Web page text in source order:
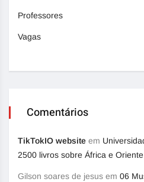
Professores
Vagas
Comentários
TikTokIO website em
2500 livros sobre África e
Gilson soares de jesus em 06